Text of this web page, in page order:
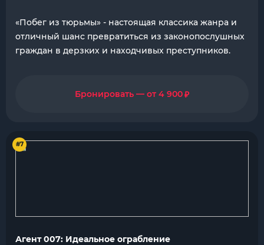
«Побег из тюрьмы» - настоящая классика жанра и
отличный шанс превратиться из законопослушных
граждан в дерзких и находчивых преступников.
Бронировать — от 4 900₽
#7
Агент 007: Идеальное ограбление